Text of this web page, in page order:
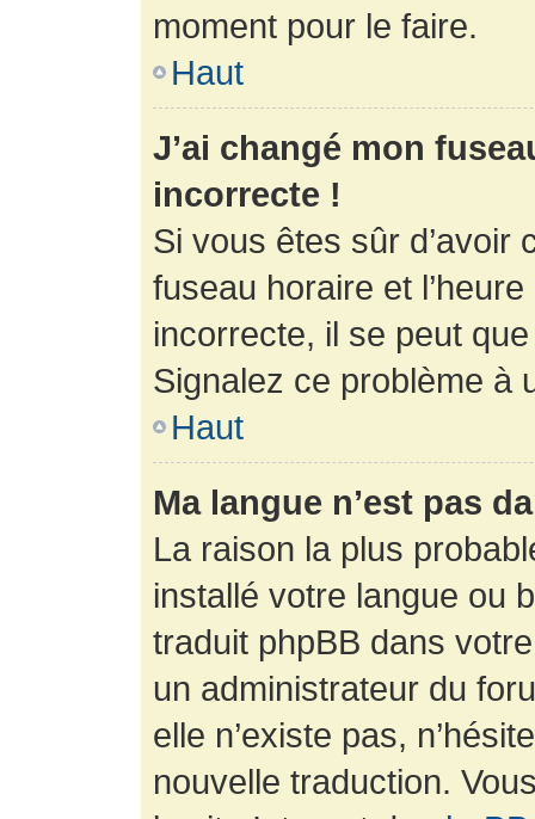
moment pour le faire.
Haut
J’ai changé mon
incorrecte !
Si vous êtes sûr d’avoir
fuseau horaire et
incorrecte, il se peut
Signalez ce problème à
Haut
Ma langue n’est pas
La raison la plus
installé votre langue ou
traduit phpBB dans
un administrateur du
elle n’existe pas,
nouvelle traduction.